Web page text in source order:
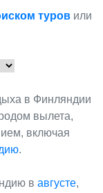
туровили
в Финляндии
вылета,
включая
.
в августе,